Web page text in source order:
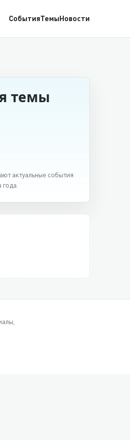
СобытияТемыНовости
темы
актуальные события